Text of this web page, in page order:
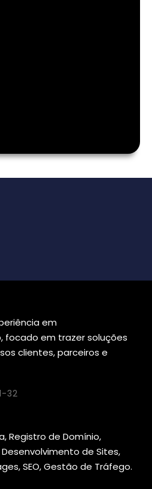
em
focado em trazer soluções
clientes, parceiros e
32
Registro de Domínio,
de Sites,
SEO, Gestão de Tráfego.